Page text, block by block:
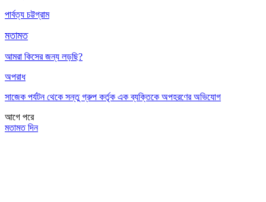
পার্বত্য চট্টগ্রাম
মতামত
আমরা কিসের জন্য লড়ছি?
অপরাধ
সাজেক পর্যটন থেকে সন্তু গ্রুপ কর্তৃক এক ব্যক্তিকে অপহরণের অভিযোগ
আগে পরে
মতামত দিন